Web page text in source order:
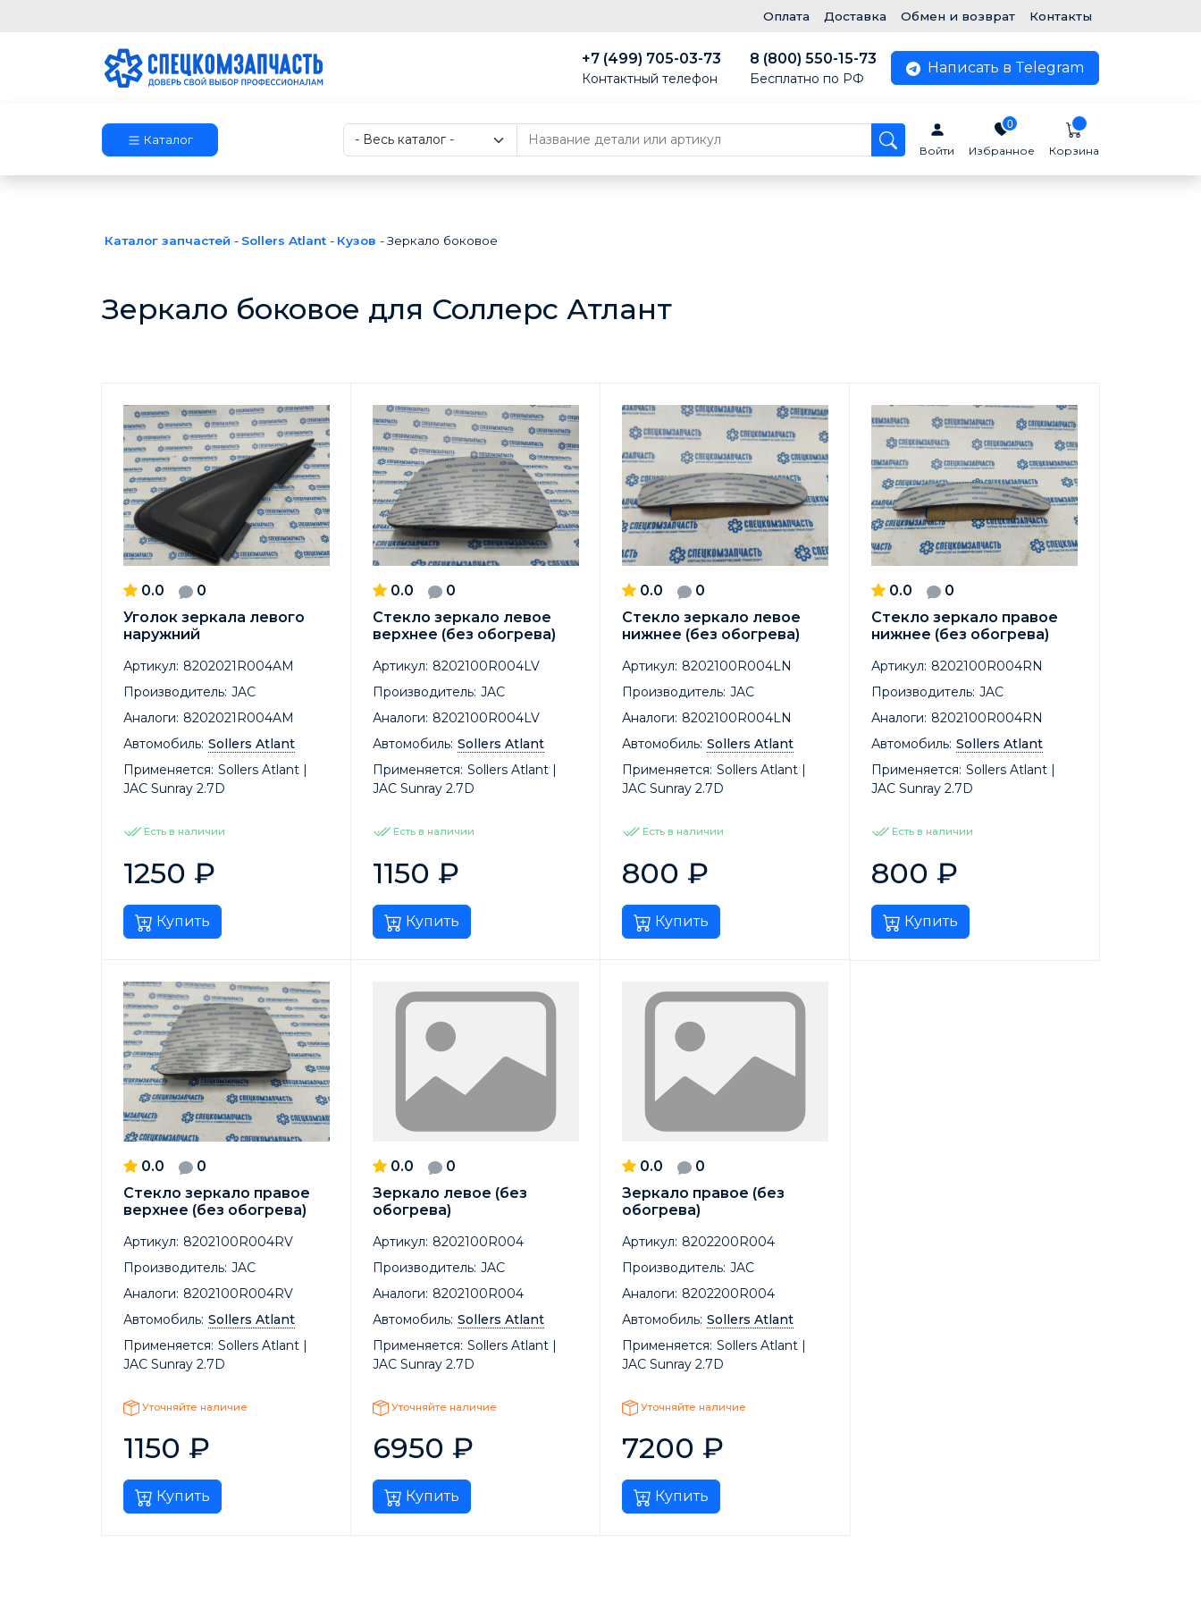
Оплата Доставка Обмен и возврат Контакты
+7 (499) 705-03-73
Контактный телефон
8 (800) 550-15-73
Бесплатно по РФ
Написать в Telegram
Каталог
Войти Избранное
0
Корзина
Каталог запчастей - Sollers Atlant - Кузов -Зеркало боковое
Зеркало боковое для Соллерс Атлант
0.0
0
Уголок зеркала левого
наружний
Артикул: 8202021R004AM
Производитель: JAC
Аналоги: 8202021R004AM
Автомобиль: Sollers Atlant
Применяется: Sollers Atlant |
JAC Sunray 2.7D
Есть в наличии
1250 ₽
Купить
0.0
0
Стекло зеркало левое
верхнее (без обогрева)
Артикул: 8202100R004LV
Производитель: JAC
Аналоги: 8202100R004LV
Автомобиль: Sollers Atlant
Применяется: Sollers Atlant |
JAC Sunray 2.7D
Есть в наличии
1150 ₽
Купить
0.0
0
Стекло зеркало левое
нижнее (без обогрева)
Артикул: 8202100R004LN
Производитель: JAC
Аналоги: 8202100R004LN
Автомобиль: Sollers Atlant
Применяется: Sollers Atlant |
JAC Sunray 2.7D
Есть в наличии
800 ₽
Купить
0.0
0
Стекло зеркало правое
нижнее (без обогрева)
Артикул: 8202100R004RN
Производитель: JAC
Аналоги: 8202100R004RN
Автомобиль: Sollers Atlant
Применяется: Sollers Atlant |
JAC Sunray 2.7D
Есть в наличии
800 ₽
Купить
0.0
0
Стекло зеркало правое
верхнее (без обогрева)
Артикул: 8202100R004RV
Производитель: JAC
Аналоги: 8202100R004RV
Автомобиль: Sollers Atlant
Применяется: Sollers Atlant |
JAC Sunray 2.7D
Уточняйте наличие
1150 ₽
Купить
0.0
0
Зеркало левое (без
обогрева)
Артикул: 8202100R004
Производитель: JAC
Аналоги: 8202100R004
Автомобиль: Sollers Atlant
Применяется: Sollers Atlant |
JAC Sunray 2.7D
Уточняйте наличие
6950 ₽
Купить
0.0
0
Зеркало правое (без
обогрева)
Артикул: 8202200R004
Производитель: JAC
Аналоги: 8202200R004
Автомобиль: Sollers Atlant
Применяется: Sollers Atlant |
JAC Sunray 2.7D
Уточняйте наличие
7200 ₽
Купить